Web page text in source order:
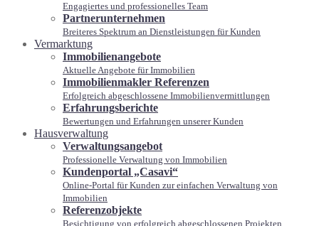
Engagiertes und professionelles Team
Partnerunternehmen
Breiteres Spektrum an Dienstleistungen für Kunden
Vermarktung
Immobilienangebote
Aktuelle Angebote für Immobilien
Immobilienmakler Referenzen
Erfolgreich abgeschlossene Immobilienvermittlungen
Erfahrungsberichte
Bewertungen und Erfahrungen unserer Kunden
Hausverwaltung
Verwaltungsangebot
Professionelle Verwaltung von Immobilien
Kundenportal „Casavi“
Online-Portal für Kunden zur einfachen Verwaltung von
Immobilien
Referenzobjekte
Besichtigung von erfolgreich abgeschlossenen Projekten